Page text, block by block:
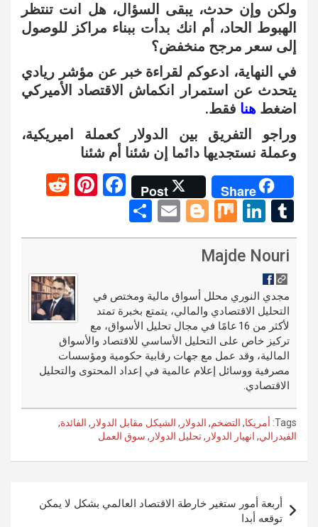
ولكن وإن حدث، يبقى السؤال، هل انت تنتظر
الهبوط الحاد، أم انك بدأت ببناء مراكز للوصول
إلى سعر مرجح منخفض؟
في النهاية، ادعوكم لقراءة خبر عن مؤشر ريادي
يتحدث عن استمرار انكماش الاقتصاد الأميركي
اضغط هنا فقط.
وراجو التفريق بين الدولار كعملة اميريكية،
وعملة نستجديها دائما إن شئنا أم شئنا
Share
Post
F
ce
o
k
Pi
er
t
d
t
T
u
m
bl
r
Li
n
ke
n
M
ix
Bl
o
er
E
m
h
Majde Nouri
مجدي النوري محلل أسواق مالية ومختص في
التحليل الاقتصادي والمالي، يتمتع بخبرة تمتد
لأكثر من 16 عامًا في مجال تحليل الأسواق، مع
تركيز خاص على التحليل الأساسي للاقتصاد والأسواق
المالية، وقد عمل مع جهات رقابية حكومية ومؤسسات
مصرفية ووسائل إعلام عالمية في إعداد المحتوى والتحليل
الاقتصادي.
Tags: أمريكا, التضخم, الدولار , الشيكل مقابل الدولار , الفائدة,
الفيدرالي, انهيار الدولار ,تحليل الدولار , سوق العمل
تصفّح
المقالات
أربعة أمور ستغير خارطة الاقتصاد العالمي بشكل لا يمكن
توقعه أبدا